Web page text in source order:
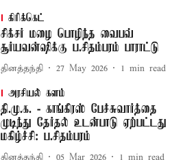
கிரிக்கெட்
சிக்சர் மழை பொழிந்த வைபவ்
சூர்யவன்ஷிக்கு ப.சிதம்பரம் பாராட்டு
தினத்தந்தி 27 May 2026 1 min read
அரசியல் களம்
தி.மு.க. - காங்கிரஸ் பேச்சுவார்த்தை
முடிந்து தேர்தல் உடன்பாடு ஏற்பட்டது
மகிழ்ச்சி: ப.சிதம்பரம்
தினத்தந்தி 05 Mar 2026 1 min read